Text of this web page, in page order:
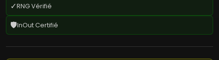
✓RNG Vérifié
🛡️InOut Certifié